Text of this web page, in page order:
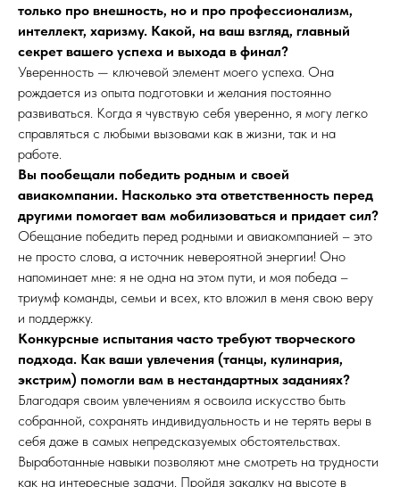
только про внешность, но и про профессионализм,
интеллект, харизму. Какой, на ваш взгляд, главный
секрет вашего успеха и выхода в финал?
Уверенность — ключевой элемент моего успеха. Она
рождается из опыта подготовки и желания постоянно
развиваться. Когда я чувствую себя уверенно, я могу легко
справляться с любыми вызовами как в жизни, так и на
работе.
Вы пообещали победить родным и своей
авиакомпании. Насколько эта ответственность перед
другими помогает вам мобилизоваться и придает сил?
Обещание победить перед родными и авиакомпанией – это
не просто слова, а источник невероятной энергии! Оно
напоминает мне: я не одна на этом пути, и моя победа –
триумф команды, семьи и всех, кто вложил в меня свою веру
и поддержку.
Конкурсные испытания часто требуют творческого
подхода. Как ваши увлечения (танцы, кулинария,
экстрим) помогли вам в нестандартных заданиях?
Благодаря своим увлечениям я освоила искусство быть
собранной, сохранять индивидуальность и не терять веры в
себя даже в самых непредсказуемых обстоятельствах.
Выработанные навыки позволяют мне смотреть на трудности
как на интересные задачи. Пройдя закалку на высоте в